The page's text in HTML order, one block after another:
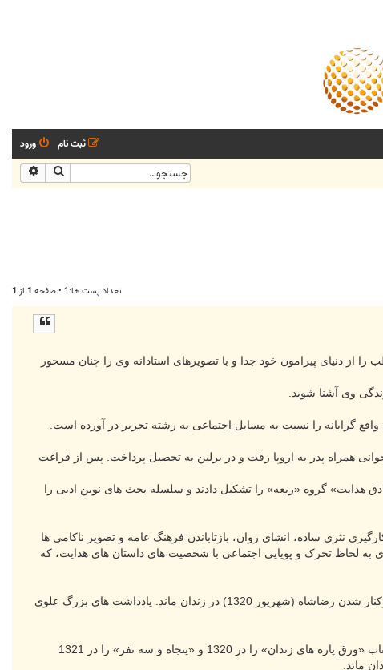
ورود
ثبت نام
جستجو
تعداد پست ها:1 • صفحه 1 از 1
از دنیای پیرامون خود جدا و با تصویرهای استادانه وی را چنان مسحور
وی آشنا شوید.
گرایانه را نسبت به مسایل اجتماعی به رشته تحریر در آورده است.
در نوجوانی همراه پدر به اروپا رفت و در برلین به تحصیل پرداخت. پس از فراغت
«صادق هدایت» گروه «ربعه» را تشکیل دادند و سلسله بحث های نوین ادبی را
در این مجموعه با به کارگیری نثری ساده، انشای روان، بازتاباندن فرهنگ عامه و تصویر ناکامی ها
لحاظ تحرک و پویایی اجتماعی با شخصیت های داستان های هدایت، که
بزرگ علوی در سال 1315 به اتهام داشتن افکار سوسیالیستی، با جمعی دیگر از همفکرانش به زندان افتاد و تا برکنار شدن رضاشاه (شهریور 1320) در زندان ماند. یادداشت های بزرگ علوی
بزرگ علوی در شهریور 1320 به اتفاق یاران همفکر خود از زندان آزاد شد و به فعالیت های حزبی پرداخت. وی کتاب «ورق پاره های زندان» را در 1320 و «پنجاه و سه نفر» را در 1321